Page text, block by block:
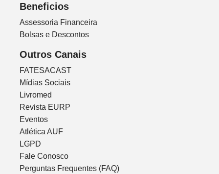
Beneficios
Assessoria Financeira
Bolsas e Descontos
Outros Canais
FATESACAST
Mídias Sociais
Livromed
Revista EURP
Eventos
Atlética AUF
LGPD
Fale Conosco
Perguntas Frequentes (FAQ)